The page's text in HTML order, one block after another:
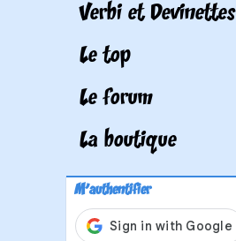
Verbi et Devinettes
Le top
Le forum
La boutique
M'authentifier